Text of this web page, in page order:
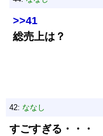
>>41
総売上は？
42: ななし
すごすぎる・・・